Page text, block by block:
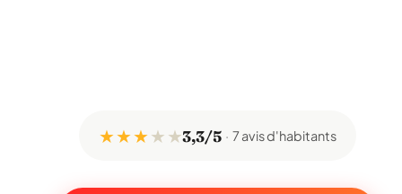
★ ★ ★★ ★3,3/5 7 avis d'habitants